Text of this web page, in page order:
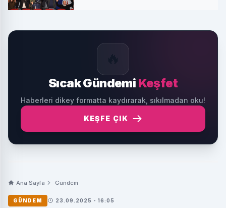
Sıcak Gündemi Keşfet
Haberleri dikey formatta kaydırarak, sıkılmadan oku!
KEŞFE ÇIK
Ana Sayfa Gündem
GÜNDEM 23.09.2025 - 16:05